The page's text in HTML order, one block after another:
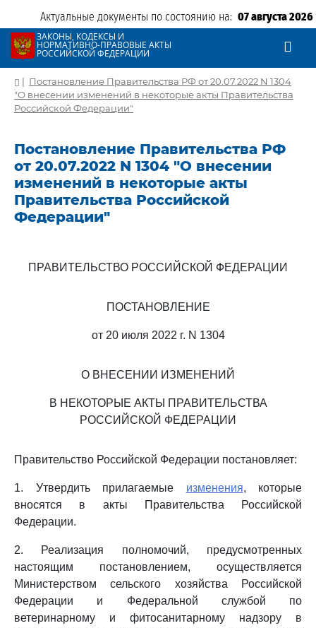
Актуальные документы по состоянию на: 07 августа 2026
ЗАКОНЫ, КОДЕКСЫ И
НОРМАТИВНО-ПРАВОВЫЕ АКТЫ
РОССИЙСКОЙ ФЕДЕРАЦИИ
| Постановление Правительства РФ от 20.07.2022 N 1304
"О внесении изменений в некоторые акты Правительства
Российской Федерации"
Постановление Правительства РФ
от 20.07.2022 N 1304 "О внесении
изменений в некоторые акты
Правительства Российской
Федерации"
ПРАВИТЕЛЬСТВО РОССИЙСКОЙ ФЕДЕРАЦИИ
ПОСТАНОВЛЕНИЕ
от 20 июля 2022 г. N 1304
О ВНЕСЕНИИ ИЗМЕНЕНИЙ
В НЕКОТОРЫЕ АКТЫ ПРАВИТЕЛЬСТВА
РОССИЙСКОЙ ФЕДЕРАЦИИ
Правительство Российской Федерации постановляет:
1. Утвердить прилагаемые изменения, которые
вносятся в акты Правительства Российской
Федерации.
2. Реализация полномочий, предусмотренных
настоящим постановлением, осуществляется
Министерством сельского хозяйства Российской
Федерации и Федеральной службой по
ветеринарному и фитосанитарному надзору в